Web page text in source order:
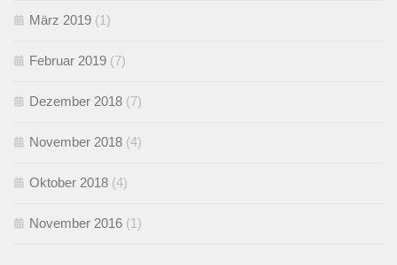
März 2019 (1)
Februar 2019 (7)
Dezember 2018 (7)
November 2018 (4)
Oktober 2018 (4)
November 2016 (1)